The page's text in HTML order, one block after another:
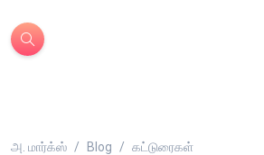
அ. மார்க்ஸ் Blog
கட்டுரைகள்